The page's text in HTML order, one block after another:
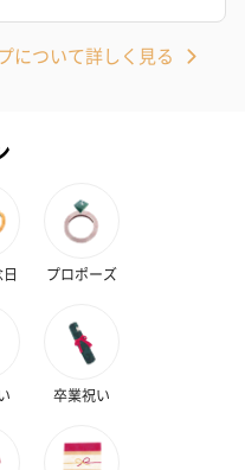
について詳しく見る
プロポーズ
卒業祝い